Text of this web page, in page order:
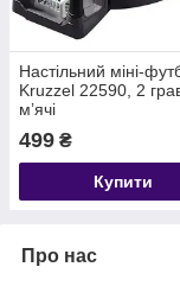
Настільний міні-
Kruzzel 22590, 2
м’ячі
499 ₴
Купити
Про нас